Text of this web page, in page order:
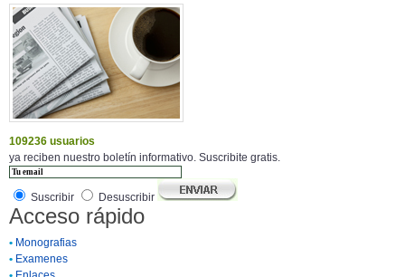
109236 usuarios
ya reciben nuestro boletín informativo. Suscribite gratis.
Suscribir Desuscribir
Acceso rápido
• Monografias
• Examenes